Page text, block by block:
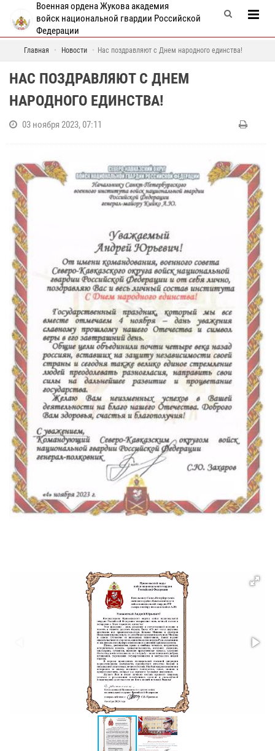
Военная ордена Жукова академия
войск национальной гвардии Российской
Федерации
Главная Новости Нас поздравляют с Днем народного единства!
НАС ПОЗДРАВЛЯЮТ С ДНЕМ
НАРОДНОГО ЕДИНСТВА!
03 ноября 2023, 07:11